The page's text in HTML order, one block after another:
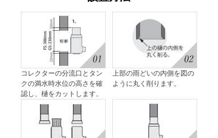
コレクターの分流口とタン
クの満水時水位の高さを確
認し、樋をカットします。
上部の雨どいの内側を図の
ように丸く削ります。